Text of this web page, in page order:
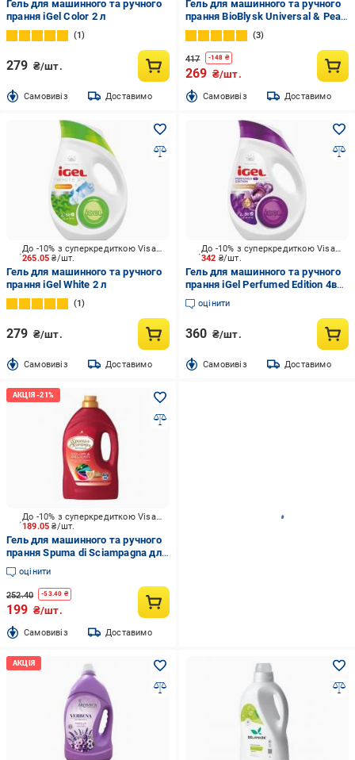
Гель для машинного та ручного
прання iGel Color 2 л
1
279 ₴/шт.
Cамовивіз Доставимо
Гель для машинного та ручного
прання BioBlysk Universal & Pearl
Delight Niche Perfume 5 л
3
417 -148 ₴
269 ₴/шт.
Cамовивіз Доставимо
265.05₴/шт.
До -10% з суперкредиткою Visa Вигода
Гель для машинного та ручного
прання iGel White 2 л
1
279 ₴/шт.
Cамовивіз Доставимо
342 ₴/шт.
До -10% з суперкредиткою Visa Вигода
Гель для машинного та ручного
прання iGel Perfumed Edition 4в1
2 л
оцінити
360 ₴/шт.
Cамовивіз Доставимо
189.05₴/шт.
До -10% з суперкредиткою Visa Вигода
Гель для машинного та ручного
прання Spuma di Sciampagna для
кольорової та делікатній
тканини 1,35 л
оцінити
252.40 -53.40 ₴
199 ₴/шт.
Cамовивіз Доставимо